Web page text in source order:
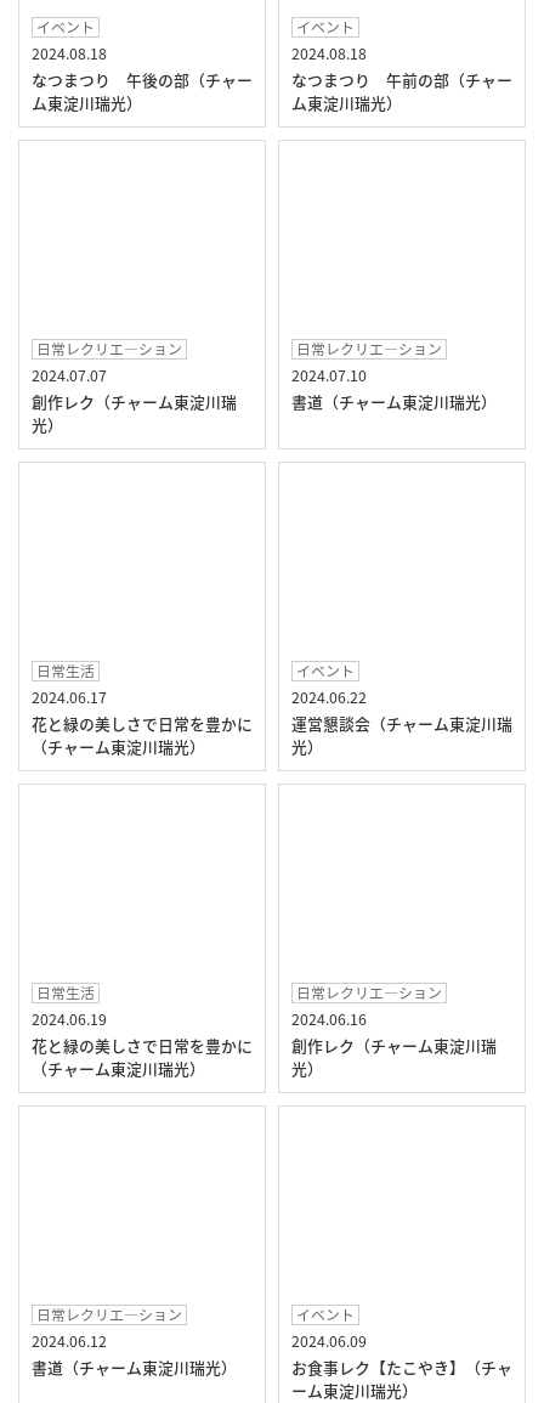
イベント
2024.08.18
なつまつり 午後の部（チャー
ム東淀川瑞光）
イベント
2024.08.18
なつまつり 午前の部（チャー
ム東淀川瑞光）
日常レクリエ―ション
2024.07.07
創作レク（チャーム東淀川瑞
光）
日常レクリエ―ション
2024.07.10
書道（チャーム東淀川瑞光）
日常生活
2024.06.17
花と緑の美しさで日常を豊かに
（チャーム東淀川瑞光）
イベント
2024.06.22
運営懇談会（チャーム東淀川瑞
光）
日常生活
2024.06.19
花と緑の美しさで日常を豊かに
（チャーム東淀川瑞光）
日常レクリエ―ション
2024.06.16
創作レク（チャーム東淀川瑞
光）
日常レクリエ―ション
2024.06.12
書道（チャーム東淀川瑞光）
イベント
2024.06.09
お食事レク【たこやき】（チャ
ーム東淀川瑞光）